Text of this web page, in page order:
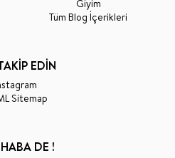
Giyim
Tüm Blog İçerikleri
EDİN
Sitemap
DE !